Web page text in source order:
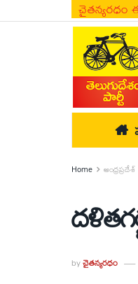
చైతన్యరధం
Home ఆంధ్రప్రదేశ్
byచైతన్యరధం